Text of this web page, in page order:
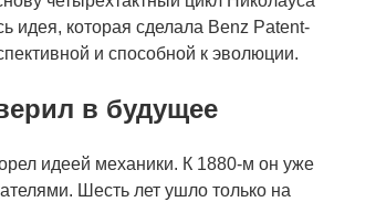
идея, которая сделала Benz Patent-
и способной к эволюции.
в будущее
идеей механики. К 1880-м он уже
Шесть лет ушло только на